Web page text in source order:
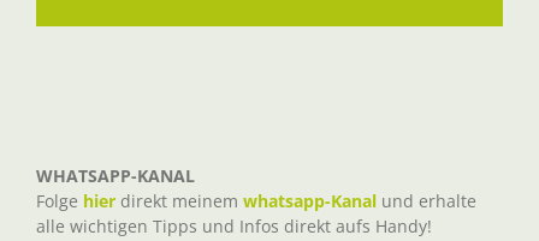
WHATSAPP-KANAL
Folge hier direkt meinem whatsapp-Kanal und erhalte
alle wichtigen Tipps und Infos direkt aufs Handy!